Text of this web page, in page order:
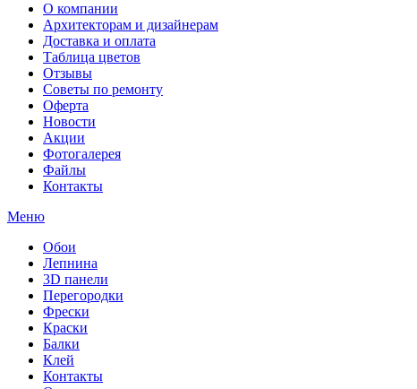
О компании
Архитекторам и дизайнерам
Доставка и оплата
Таблица цветов
Отзывы
Советы по ремонту
Оферта
Новости
Акции
Фотогалерея
Файлы
Контакты
Меню
Обои
Лепнина
3D панели
Перегородки
Фрески
Краски
Балки
Клей
Контакты